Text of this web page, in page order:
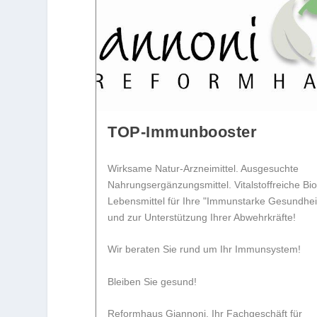
TOP-Immunbooster
Wirksame Natur-Arzneimittel. Ausgesuchte
Nahrungsergänzungsmittel. Vitalstoffreiche
Lebensmittel für Ihre "Immunstarke
und zur Unterstützung Ihrer Abwehrkräfte!
Wir beraten Sie rund um Ihr Immunsystem!
Bleiben Sie gesund!
Reformhaus Giannoni. Ihr Fachgeschäft für